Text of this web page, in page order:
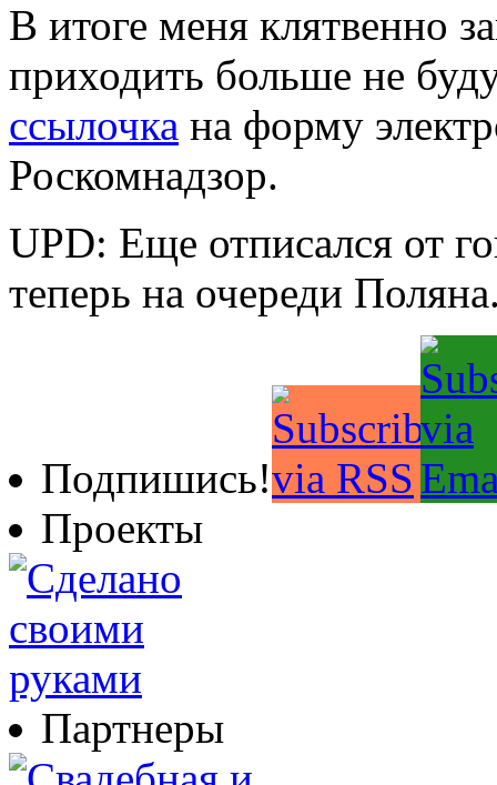
В итоге меня клятвенно
приходить больше не
ссылочка на форму
Роскомнадзор.
UPD: Еще отписался от
теперь на очереди
Подпишись!
Проекты
Партнеры